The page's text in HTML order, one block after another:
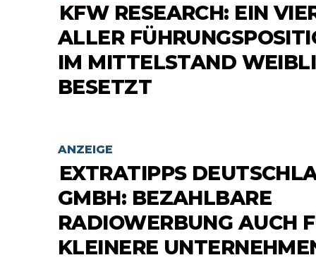
KFW RESEARCH: EIN
ALLER
IM MITTELSTAND
BESETZT
ANZEIGE
EXTRATIPPS
GMBH: BEZAHLBARE
RADIOWERBUNG AUCH
KLEINERE